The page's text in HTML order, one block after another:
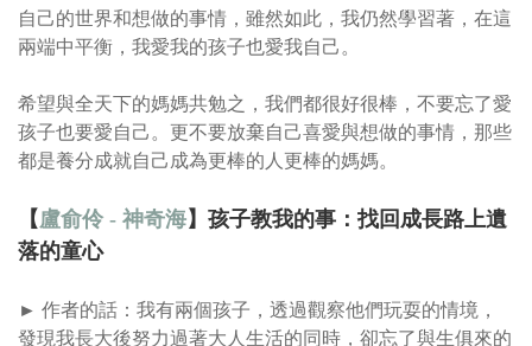
自己的世界和想做的事情，雖然如此，我仍然學習著，在這
兩端中平衡，我愛我的孩子也愛我自己。
希望與全天下的媽媽共勉之，我們都很好很棒，不要忘了愛
孩子也要愛自己。更不要放棄自己喜愛與想做的事情，那些
都是養分成就自己成為更棒的人更棒的媽媽。
【盧俞伶 - 神奇海】孩子教我的事：找回成長路上遺
落的童心
► 作者的話：我有兩個孩子，透過觀察他們玩耍的情境，
發現我長大後努力過著大人生活的同時，卻忘了與生俱來的